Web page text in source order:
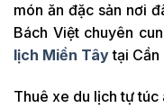
món ăn đặc sản nơi
Bách Việt chuyên
lịch Miền Tâytại Cần
Thuê xe du lịch tự